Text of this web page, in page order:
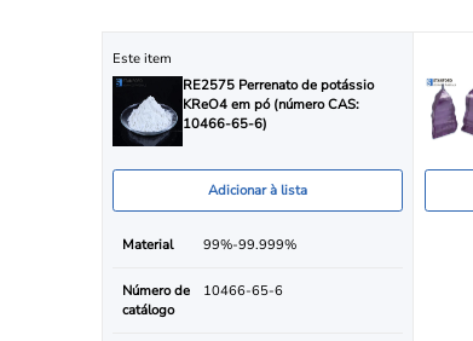
Este item
RE2575 Perrenato de potássio
KReO4 em pó (número CAS:
10466-65-6)
Adicionar à lista
Material 99%-99.999%
Número de
catálogo
10466-65-6